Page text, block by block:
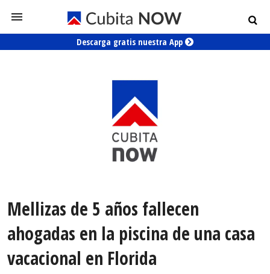
Descarga gratis nuestra App
Mellizas de 5 años fallecen
ahogadas en la piscina de una casa
vacacional en Florida